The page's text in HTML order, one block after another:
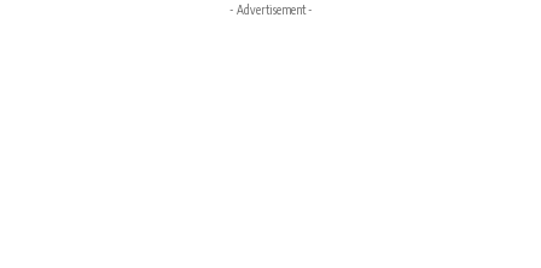
- Advertisement -